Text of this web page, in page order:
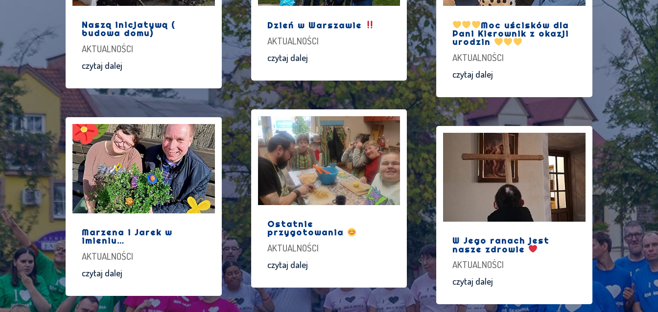
Naszą inicjatywą (
budowa domu)
AKTUALNOŚCI
czytaj dalej
Marzena i Jarek w
imieniu…
AKTUALNOŚCI
czytaj dalej
Dzień w Warszawie
AKTUALNOŚCI
czytaj dalej
Ostatnie
przygotowania
AKTUALNOŚCI
czytaj dalej
Moc uścisków dla
Pani Kierownik z okazji
urodzin
AKTUALNOŚCI
czytaj dalej
W Jego ranach jest
nasze zdrowie
AKTUALNOŚCI
czytaj dalej